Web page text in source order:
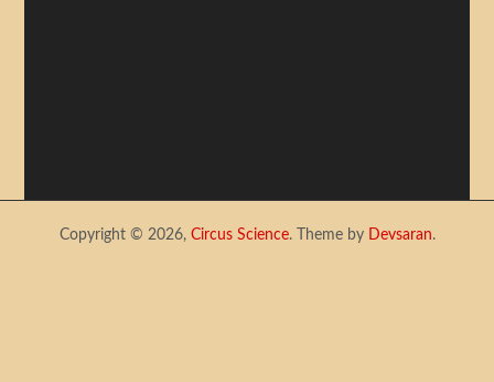
Copyright © 2026, Circus Science. Theme by Devsaran.